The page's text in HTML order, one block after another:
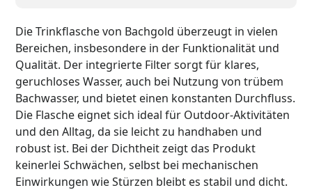
Die Trinkflasche von Bachgold überzeugt in vielen
Bereichen, insbesondere in der Funktionalität und
Qualität. Der integrierte Filter sorgt für klares,
geruchloses Wasser, auch bei Nutzung von trübem
Bachwasser, und bietet einen konstanten Durchfluss.
Die Flasche eignet sich ideal für Outdoor-Aktivitäten
und den Alltag, da sie leicht zu handhaben und
robust ist. Bei der Dichtheit zeigt das Produkt
keinerlei Schwächen, selbst bei mechanischen
Einwirkungen wie Stürzen bleibt es stabil und dicht.